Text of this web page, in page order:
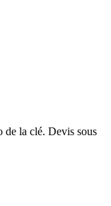
de la clé. Devis sous